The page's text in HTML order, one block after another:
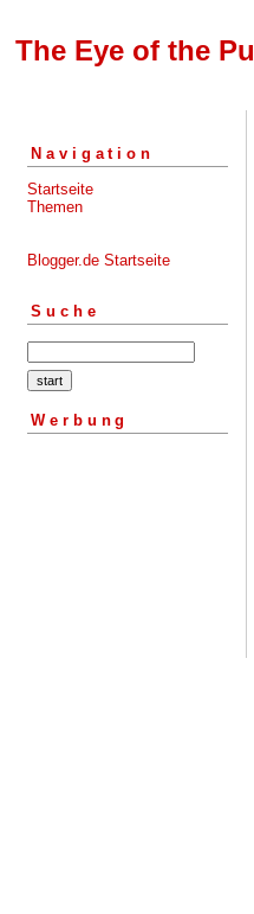
The Eye of the
Navigation
Startseite
Themen
Blogger.de Startseite
Suche
Werbung